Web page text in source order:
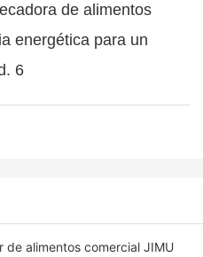
de alimentos comercial JIMU